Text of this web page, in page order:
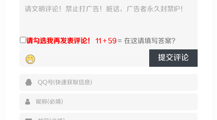
请勾选我再发表评论！ 11 + 59=
提交评论